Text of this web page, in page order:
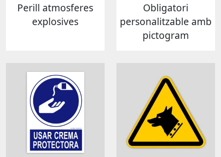
Perill atmosferes
explosives
Obligatori
personalitzable amb
pictogram